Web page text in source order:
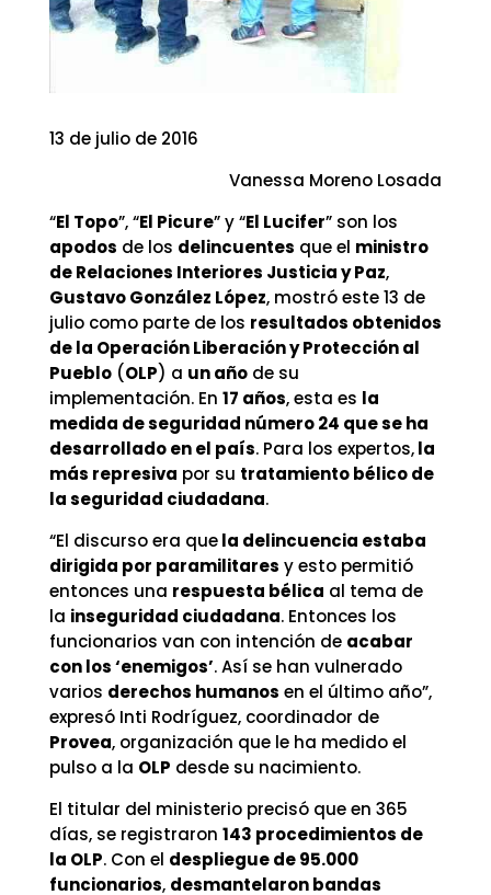
13 de julio de 2016
Vanessa Moreno Losada
“El Topo”, “El Picure” y “El Lucifer” son los
apodos de los delincuentes que el ministro
de Relaciones Interiores Justicia y Paz,
Gustavo González López, mostró este 13 de
julio como parte de los resultados obtenidos
de la Operación Liberación y Protección al
Pueblo(OLP) a un añode su
implementación. En 17 años, esta es la
medida de seguridad número 24 que se ha
desarrollado en el país. Para los expertos,la
más represiva por su tratamiento bélico de
la seguridad ciudadana.
“El discurso era quela delincuencia estaba
dirigida por paramilitares y esto permitió
entonces una respuesta bélica al tema de
la inseguridad ciudadana. Entonces los
funcionarios van con intención de acabar
con los ‘enemigos’. Así se han vulnerado
varios derechos humanos en el último año”,
expresó Inti Rodríguez, coordinador de
Provea, organización que le ha medido el
pulso a la OLP desde su nacimiento.
El titular del ministerio precisó que en 365
días, se registraron 143 procedimientos de
la OLP. Con el despliegue de 95.000
funcionarios, desmantelaron bandas